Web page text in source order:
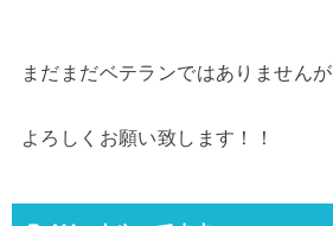
まだまだベテランではありませんが
よろしくお願い致します！！